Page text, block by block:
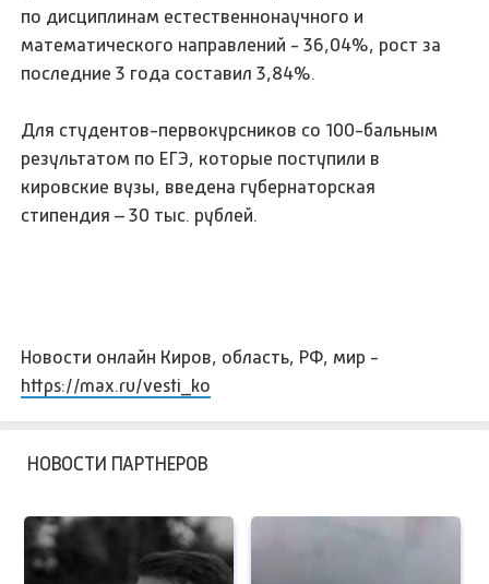
по дисциплинам естественнонаучного и
математического направлений - 36,04%, рост за
последние 3 года составил 3,84%.
Для студентов-первокурсников со 100-бальным
результатом по ЕГЭ, которые поступили в
кировские вузы, введена губернаторская
стипендия – 30 тыс. рублей.
Новости онлайн Киров, область, РФ, мир -
https://max.ru/vesti_ko
НОВОСТИ ПАРТНЕРОВ